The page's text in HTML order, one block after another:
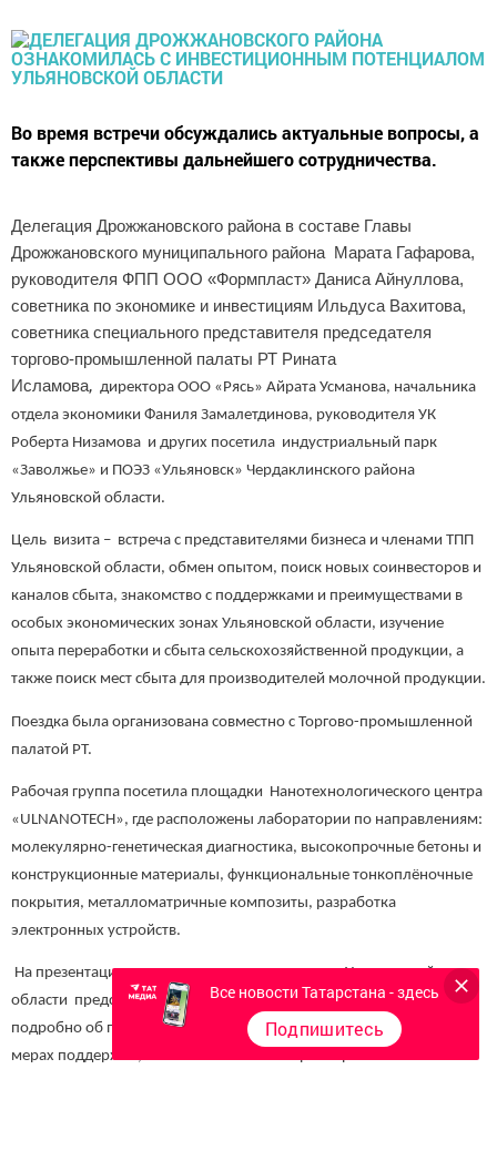
Во время встречи обсуждались актуальные вопросы, а
также перспективы дальнейшего сотрудничества.
Делегация Дрожжановского района в составе Главы
Дрожжановского муниципального района Марата Гафарова,
руководителя ФПП ООО «Формпласт» Даниса Айнуллова,
советника по экономике и инвестициям Ильдуса Вахитова,
советника специального представителя председателя
торгово-промышленной палаты РТ Рината
Исламова, директора ООО «Рясь» Айрата Усманова, начальника
отдела экономики Фаниля Замалетдинова, руководителя УК
Роберта Низамова и других посетила индустриальный парк
«Заволжье» и ПОЭЗ «Ульяновск» Чердаклинского района
Ульяновской области.
Цель визита – встреча с представителями бизнеса и членами ТПП
Ульяновской области, обмен опытом, поиск новых соинвесторов и
каналов сбыта, знакомство с поддержками и преимуществами в
особых экономических зонах Ульяновской области, изучение
опыта переработки и сбыта сельскохозяйственной продукции, а
также поиск мест сбыта для производителей молочной продукции.
Поездка была организована совместно с Торгово-промышленной
палатой РТ.
Рабочая группа посетила площадки Нанотехнологического центра
«ULNANOTECH», где расположены лаборатории по направлениям:
молекулярно-генетическая диагностика, высокопрочные бетоны и
конструкционные материалы, функциональные тонкоплёночные
покрытия, металломатричные композиты, разработка
электронных устройств.
На презентации инвестиционного потенциала Ульяновской
области представители корпорации развития УО рассказали
подробно об перспективных инвестиционных площадках и о
мерах поддержки, оказываемых инвесторам в регионе.
Все новости Татарстана - здесь
Подпишитесь